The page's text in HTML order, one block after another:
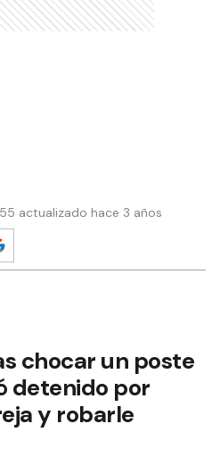
actualizado hace 3 años
chocar un poste
detenido por
y robarle